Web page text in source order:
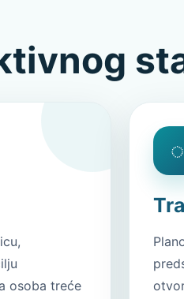
osoba treće
◌